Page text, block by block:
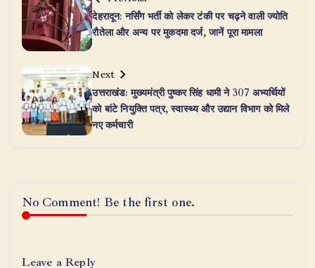
देहरादून: नर्सिंग भर्ती को लेकर टंकी पर चढ़ने वाली ज्योति
रौतेला और अन्य पर मुकदमा दर्ज, जानें पूरा मामला
Next
उत्तराखंड: मुख्यमंत्री पुष्कर सिंह धामी ने 307 अभ्यर्थियों
को बांटे नियुक्ति पत्र, स्वास्थ्य और उद्यान विभाग को मिले
नए कर्मचारी
No Comment! Be the first one.
Leave a Reply